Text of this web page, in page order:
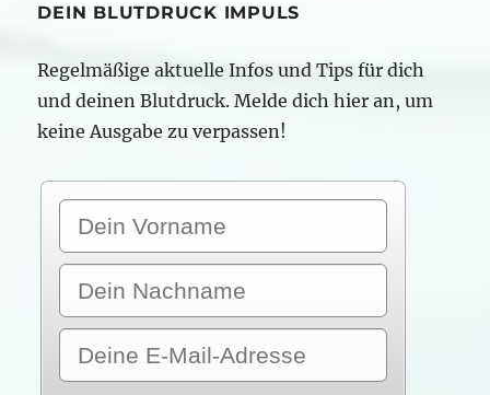
DEIN BLUTDRUCK IMPULS
Regelmäßige aktuelle Infos und Tips für dich
und deinen Blutdruck. Melde dich hier an, um
keine Ausgabe zu verpassen!